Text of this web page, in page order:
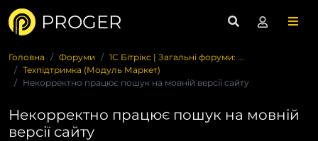
PROGER
Головна Форуми
1С Бітрікс | Загальні форуми: ...
Техпідтримка (Модуль Маркет)
Некорректно працює пошук на мовній версії сайту
Некорректно працює пошук на мовній
версії сайту